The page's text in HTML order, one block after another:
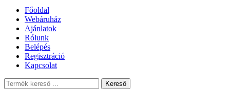
Főoldal
Webáruház
Ajánlatok
Rólunk
Belépés
Regisztráció
Kapcsolat
Kereső